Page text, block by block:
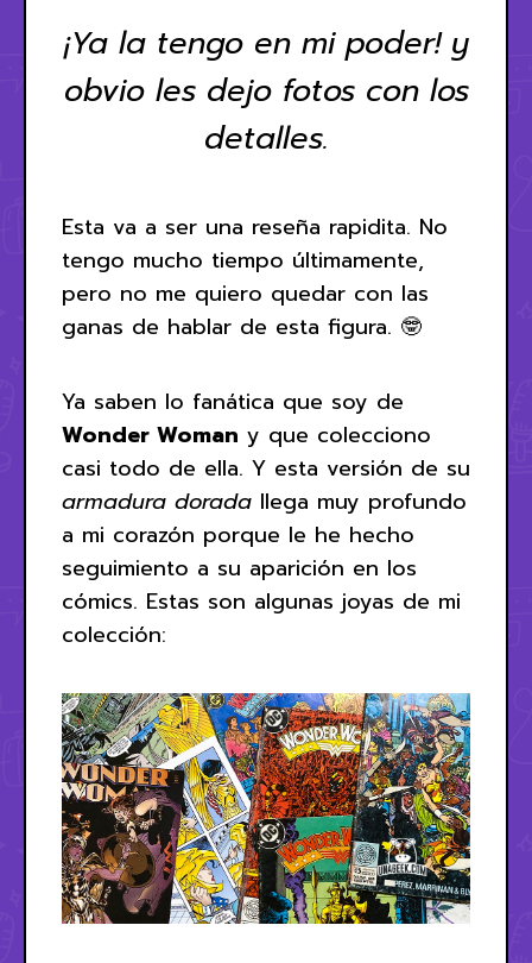
¡Ya la tengo en mi poder! y
obvio les dejo fotos con los
detalles.
Esta va a ser una reseña rapidita. No
tengo mucho tiempo últimamente,
pero no me quiero quedar con las
ganas de hablar de esta figura. 🤓
Ya saben lo fanática que soy de
Wonder Woman y que colecciono
casi todo de ella. Y esta versión de su
armadura dorada llega muy profundo
a mi corazón porque le he hecho
seguimiento a su aparición en los
cómics. Estas son algunas joyas de mi
colección: